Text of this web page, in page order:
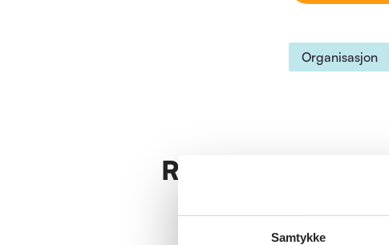
Samtykke
Organisasjon
Relaterte artikler